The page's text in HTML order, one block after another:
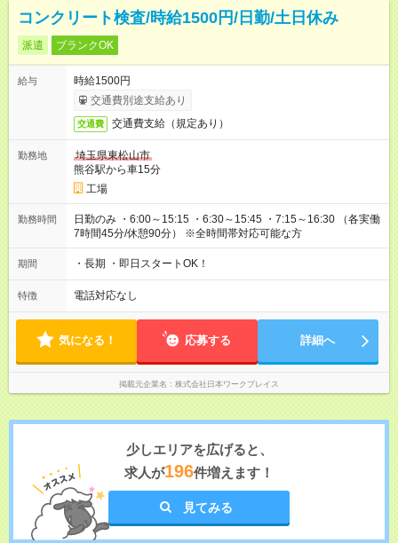
コンクリート検査/時給1500円/日勤/土日休み
派遣 ブランクOK
給与
時給1500円
交通費別途支給あり
交通費 交通費支給（規定あり）
勤務地
埼玉県東松山市
熊谷駅から車15分
工場
勤務時間
日勤のみ ・6:00～15:15 ・6:30～15:45 ・7:15～16:30 （各実働
7時間45分/休憩90分） ※全時間帯対応可能な方
期間 ・長期 ・即日スタートOK！
特徴 電話対応なし
気になる！ 応募する 詳細へ
掲載元企業名 株式会社日本ワークプレイス
少しエリアを広げると、
求人が196件増えます！
見てみる